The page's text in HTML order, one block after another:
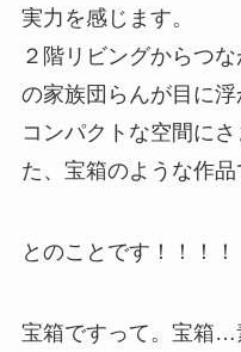
実力を感じます。
２階リビングからつ
の家族団らんが目に浮
コンパクトな空間に
た、宝箱のような作品
とのことです！！！！
宝箱ですって。宝箱…